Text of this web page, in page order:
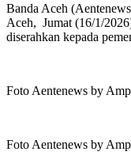
Banda Aceh
Aceh, Jumat (16/1/
diserahkan kepada
Foto Aentenews by
Foto Aentenews by